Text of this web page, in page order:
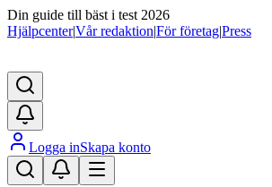
Din guide till bäst i test 2026
Hjälpcenter|Vår redaktion|För företag|Press
Logga inSkapa konto